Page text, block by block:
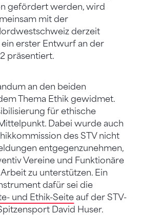
gefördert werden, wird
mit der
derzeit
erster Entwurf an der
präsentiert.
an den beiden
Thema Ethik gewidmet.
für ethische
Dabei wurde auch
des STV nicht
entgegenzunehmen,
Vereine und Funktionäre
zu unterstützen. Ein
dafür sei die
und Ethik-Seite auf der STV-
David Huser.